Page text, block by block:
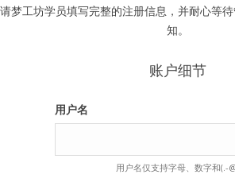
请梦工坊学员填写完整的注册信息，并耐心等
知。
账户细节
用户名
用户名仅支持字母、数字和(.-